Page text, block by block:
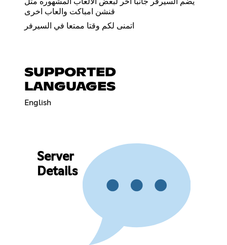
قنشن امباكت والعاب اخرى
اتمنى لكم وقتا ممتعا في السيرفر
SUPPORTED
LANGUAGES
English
Server
Details